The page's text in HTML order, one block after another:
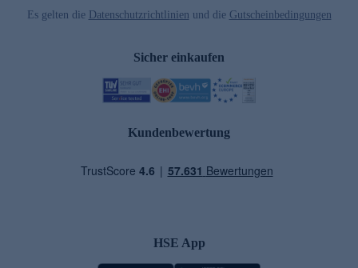
Es gelten die Datenschutzrichtlinien und die Gutscheinbedingungen
Sicher einkaufen
Kundenbewertung
HSE App